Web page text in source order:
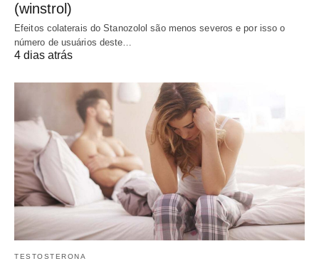
(winstrol)
Efeitos colaterais do Stanozolol são menos severos e por isso o
número de usuários deste…
4 dias atrás
TESTOSTERONA